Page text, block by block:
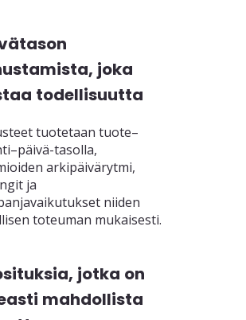
joka
todellisuutta
tuotetaan tuote–
tasolla,
arkipäivärytmi,
ja
niiden
toteuman mukaisesti.
jotka on
mahdollista